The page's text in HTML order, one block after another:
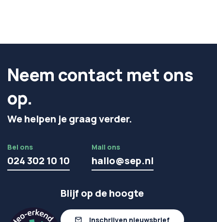
Neem contact met ons
op.
We helpen je graag verder.
Bel ons
024 302 10 10
Mail ons
hallo@sep.nl
Blijf op de hoogte
Inschrijven nieuwsbrief